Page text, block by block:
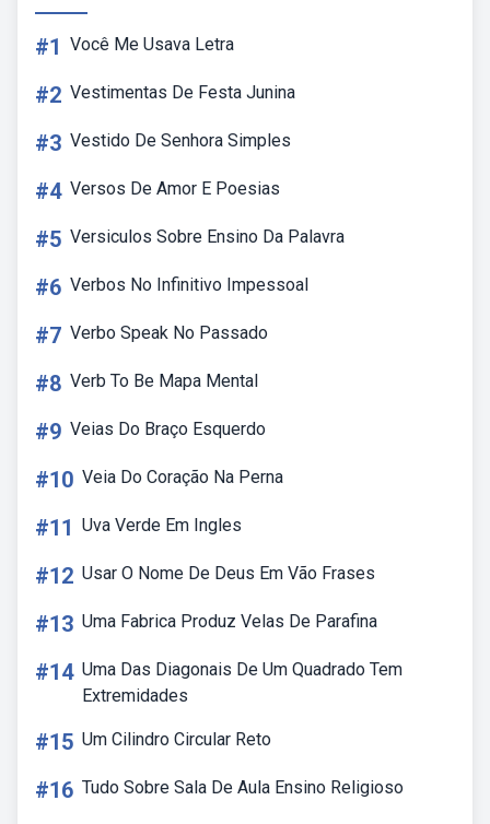
#1 Você Me Usava Letra
#2 Vestimentas De Festa Junina
#3 Vestido De Senhora Simples
#4 Versos De Amor E Poesias
#5 Versiculos Sobre Ensino Da Palavra
#6 Verbos No Infinitivo Impessoal
#7 Verbo Speak No Passado
#8 Verb To Be Mapa Mental
#9 Veias Do Braço Esquerdo
#10 Veia Do Coração Na Perna
#11 Uva Verde Em Ingles
#12 Usar O Nome De Deus Em Vão Frases
#13 Uma Fabrica Produz Velas De Parafina
#14 Uma Das Diagonais De Um Quadrado Tem
Extremidades
#15 Um Cilindro Circular Reto
#16 Tudo Sobre Sala De Aula Ensino Religioso